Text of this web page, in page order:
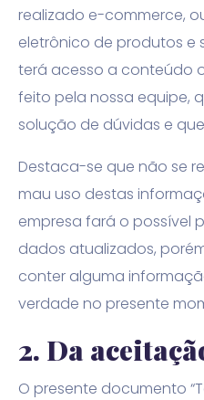
realizado e-commerce,
eletrônico de produtos e
terá acesso a conteúdo
feito pela nossa equipe,
solução de dúvidas e
Destaca-se que não se
mau uso destas
empresa fará o possível
dados atualizados,
conter alguma
verdade no presente
2. Da
O presente documento